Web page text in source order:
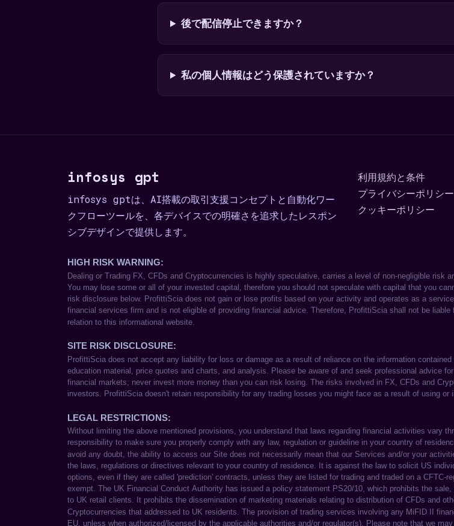
後で配信停止できますか？
私の個人情報はどう保護されていますか？
infosys gpt
infosys gptは、AI搭載の取引支援コンセプトと自動化ワー
クフローツールを、各デバイスでの明確さを追求したレスポン
シブデザインで提供します。
利用規約と条件
プライバシーポリシー
クッキーポリシー